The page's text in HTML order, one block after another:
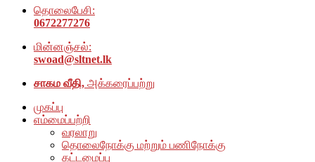
தொலைபேசி:
0672277276
மின்னஞ்சல்:
swoad@sltnet.lk
சாகம வீதி, அக்கரைப்பற்று
முகப்பு
எம்மைப்பற்றி
வரலாறு
தொலைநோக்கு மற்றும் பணிநோக்கு
கட்டமைப்பு